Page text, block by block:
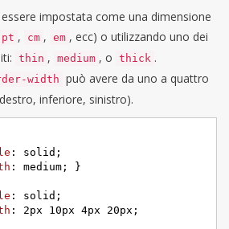
impostata come una dimensione
pt , cm , em , ecc) o utilizzando uno dei
thin , medium , o thick .
width
può avere da uno a quattro
inferiore, sinistro).
: solid;
: medium; }
: solid;
: 2px 10px 4px 20px ;